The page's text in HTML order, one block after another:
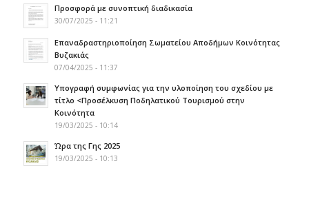
Προσφορά με συνοπτική διαδικασία
30/07/2025 - 11:21
Επαναδραστηριοποίηση Σωματείου Αποδήμων Κοινότητας
Βυζακιάς
07/04/2025 - 11:37
Υπογραφή συμφωνίας για την υλοποίηση του σχεδίου με
τίτλο <Προσέλκυση Ποδηλατικού Τουρισμού στην
Κοινότητα
19/03/2025 - 10:14
Ώρα της Γης 2025
19/03/2025 - 10:13